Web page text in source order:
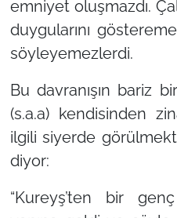
emniyet oluşmazdı.
duygularını
söyleyemezlerdi.
Bu davranışın bariz
(s.a.a) kendisinden
ilgili siyerde
diyor:
“Kureyş’ten bir